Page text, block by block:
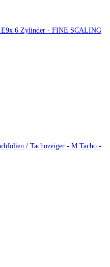
6 Zylinder - FINE SCALING
/ Tachozeiger - M Tacho -